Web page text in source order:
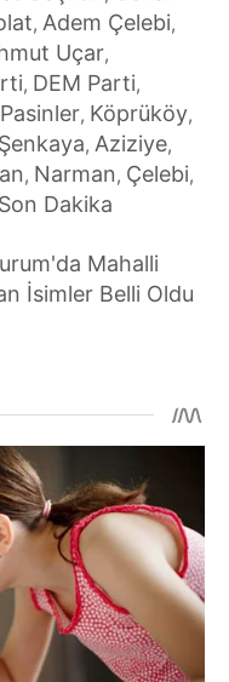
, Adem Çelebi,
Uçar,
, DEM Parti,
Pasinler, Köprüköy,
Şenkaya, Aziziye,
, Narman, Çelebi,
Son Dakika
Mahalli
İsimler Belli Oldu